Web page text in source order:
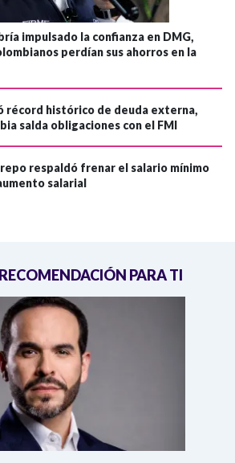
impulsado la confianza en DMG,
perdían sus ahorros en la
récord histórico de deuda externa,
salda obligaciones con el FMI
respaldó frenar el salario mínimo
salarial
PARA TI